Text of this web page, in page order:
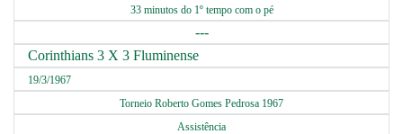
33 minutos do 1º tempo com o pé
---
Corinthians 3 X 3 Fluminense
19/3/1967
Torneio Roberto Gomes Pedrosa 1967
Assistência